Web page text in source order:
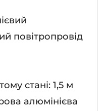
повітропровід
стані: 1,5 м
алюмінієва